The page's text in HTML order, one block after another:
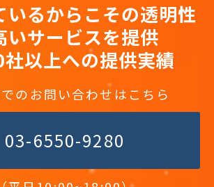
いるからこその透明性
いサービスを提供
以上への提供実績
のお問い合わせはこちら
03-6550-9280